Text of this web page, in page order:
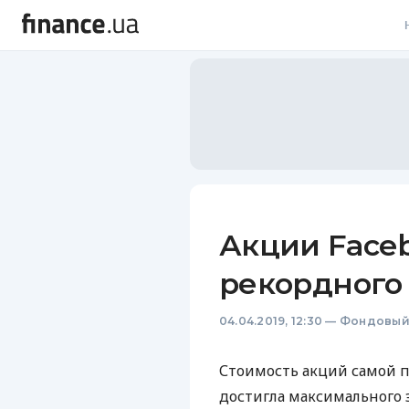
Акции
04.04.2019, 12:30 —
Стоимость акций самой
достигла максимального